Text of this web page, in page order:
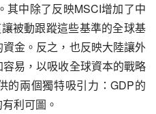
其中除了反映MSCI增加了中
被動跟蹤這些基準的全球基
金。反之，也反映大陸讓外
易，以吸收全球資本的戰略
的兩個獨特吸引力：GDP的
利可圖。